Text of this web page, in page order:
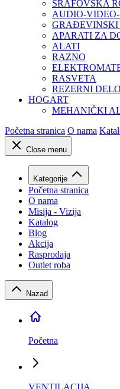
ŠRAFOVSKA
AUDIO-
GRAĐEVINSKI
APARATI ZA
ALATI
RAZNO
RASVETA
REZERNI
HOGART
MEHANIČKI
Početna stranica O nama
Close menu
Kategorije
Početna stranica
O nama
Misija - Vizija
Katalog
Blog
Akcija
Rasprodaja
Outlet roba
Nazad
Početna